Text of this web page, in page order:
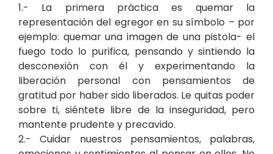
1.- La primera práctica es quemar la
representación del egregor en su símbolo – por
ejemplo: quemar una imagen de una pistola- el
fuego todo lo purifica, pensando y sintiendo la
desconexión con él y experimentando la
liberación personal con pensamientos de
gratitud por haber sido liberados. Le quitas poder
sobre ti, siéntete libre de la inseguridad, pero
mantente prudente y precavido.
2.- Cuidar nuestros pensamientos, palabras,